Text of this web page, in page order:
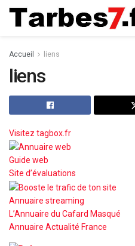
Accueil liens
liens
Visitez tagbox.fr
Guide web
Site d’évaluations
Annuaire streaming
L’Annuaire du Cafard Masqué
Annuaire Actualité France